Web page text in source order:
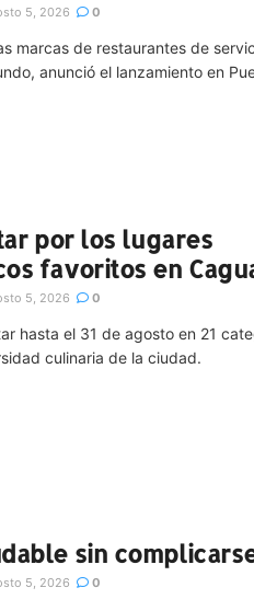
5, 2026 0
marcas de restaurantes de
anunció el lanzamiento en
por los lugares
favoritos en
5, 2026 0
hasta el 31 de agosto en 21
culinaria de la ciudad.
sin
5, 2026 0